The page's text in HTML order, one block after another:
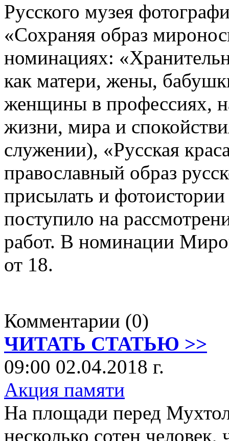
Русского музея
«Сохраняя образ
номинациях:
как матери, жены,
женщины в профессиях,
жизни, мира и
служении), «Русская
православный образ
присылать и
поступило на
работ. В номинации
от 18.
Комментарии (0)
ЧИТАТЬ СТАТЬЮ >>
09:00 02.04.2018 г.
Акция памяти
На площади перед
несколько сотен